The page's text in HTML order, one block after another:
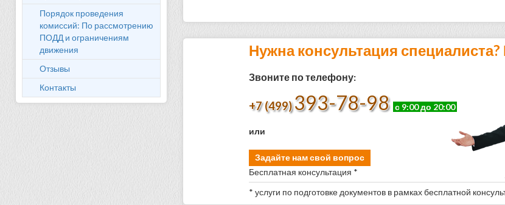
Порядок проведения
комиссий: По рассмотрению
ПОДД и ограничениям
движения
Отзывы
Контакты
Нужна консультация
Звоните по телефону:
+7 (499) 393-78-98 с 9:00 до 20:00
или
Задайте нам свой вопрос
Бесплатная консультация *
* услуги по подготовке документов в рамках бесплатной